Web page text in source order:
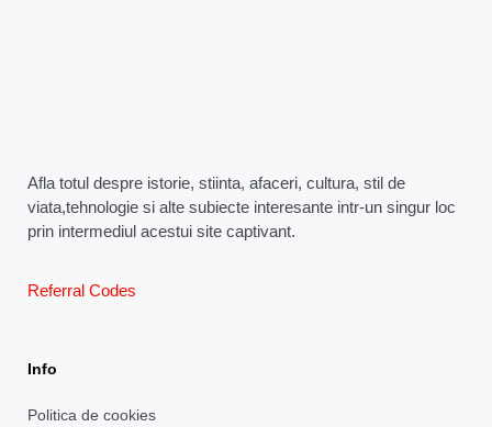
Afla totul despre istorie, stiinta, afaceri, cultura, stil de
viata,tehnologie si alte subiecte interesante intr-un singur loc
prin intermediul acestui site captivant.
Referral Codes
Info
Politica de cookies